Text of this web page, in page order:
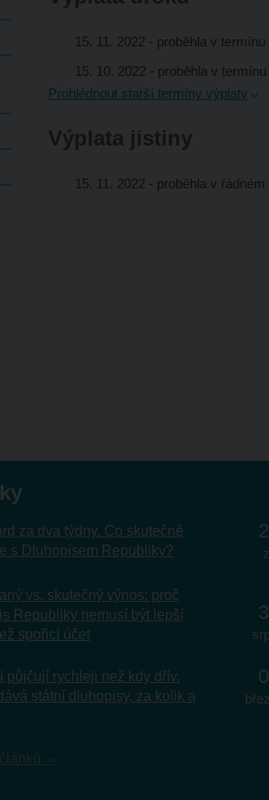
15. 11. 2022 - proběhla v termínu
15. 10. 2022 - proběhla v termínu
Prohlédnout starší termíny výplaty
Výplata jistiny
15. 11. 2022 - proběhla v
za dva týdny. Co skutečně
s Dluhopisem Republiky?
vs. skutečný výnos: proč
Republiky nemusí být lepší
spořicí účet
půjčují rychleji než kdy dřív.
státní dluhopisy, za kolik a